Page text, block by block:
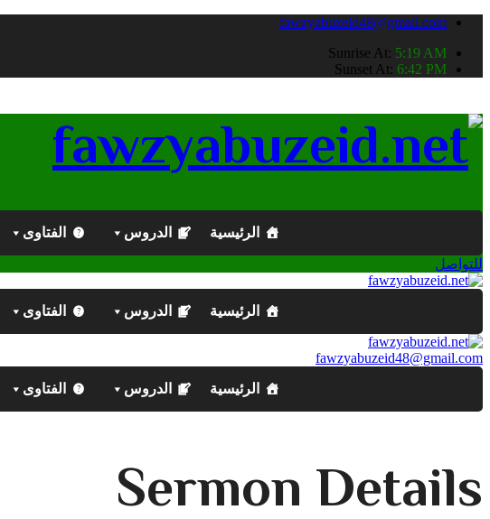
fawzyabuzeid48@gmail.com
Sunrise At: 5:19 AM
Sunset At: 6:42 PM
الرئيسية الدروس الفتاوى
للتواصل
الرئيسية الدروس الفتاوى
fawzyabuzeid48@gmail.com
الرئيسية
الدروس الفتاوى
Sermon Details